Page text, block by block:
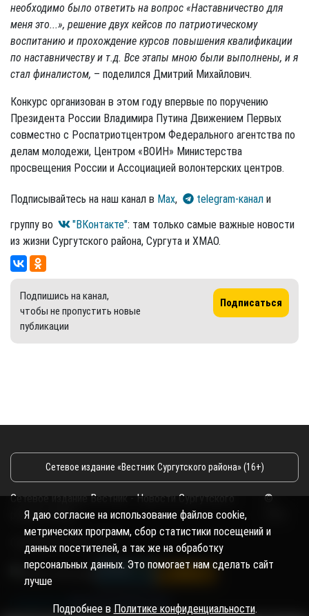
необходимо было ответить на вопрос «Наставничество для
меня это...», решение двух кейсов по патриотическому
воспитанию и прохождение курсов повышения квалификации
по наставничеству и т.д. Все этапы мною были выполнены, и я
стал финалистом, – поделился Дмитрий Михайлович.
Конкурс организован в этом году впервые по поручению
Президента России Владимира Путина Движением Первых
совместно с Роспатриотцентром Федерального агентства по
делам молодежи, Центром «ВОИН» Министерства
просвещения России и Ассоциацией волонтерских центров.
Подписывайтесь на наш канал в Max, telegram-канал и
группу во
"ВКонтакте": там только самые важные новости
из жизни Сургутского района, Сургута и ХМАО.
Подпишись на канал,
чтобы не пропустить новые
публикации
Подписаться
Сетевое издание «Вестник Сургутского района» (16+)
Сетевое издание Вестник - Новости Сургутского
района и Югры
©
Copyright © 2018- 2026
Я даю согласие на использование файлов cookie,
метрических программ, сбор статистики посещений и
данных посетителей, а так же на обработку
персональных данных. Это помогает нам сделать сайт
лучше
Подробнее в Политике конфиденциальности.